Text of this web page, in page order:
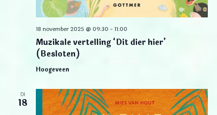
Muzikale vertelling ‘Dit dier hier’
(Besloten)
18 november 2025 @ 09:30 -11:00
Hoogeveen
DI
18